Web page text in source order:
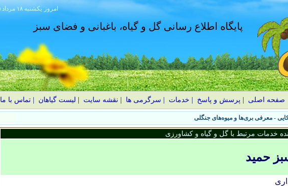
۱۴۰۵ يکشنبه ۱۸ مرداد امروز
پایگاه اطلاع رسانی گل و گیاه، باغبانی و فضای سبز
صفحه اصلی پرسش و پاسخ خدمات سرگرمی ها نقشه سایت لیست گیاهان |تماس با ما
خدمات مرتبط با گل و گیاه و کشاورزی
حمید